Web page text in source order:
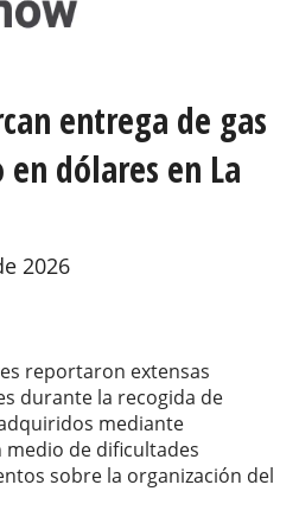
entrega de gas
dólares en La
2026
reportaron extensas
durante la recogida de
mediante
de dificultades
sobre la organización del